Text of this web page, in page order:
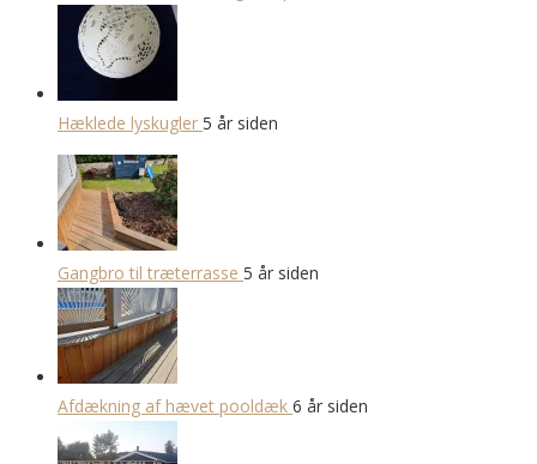
Hæklede lyskugler 5 år siden
Gangbro til træterrasse 5 år siden
Afdækning af hævet pooldæk 6 år siden